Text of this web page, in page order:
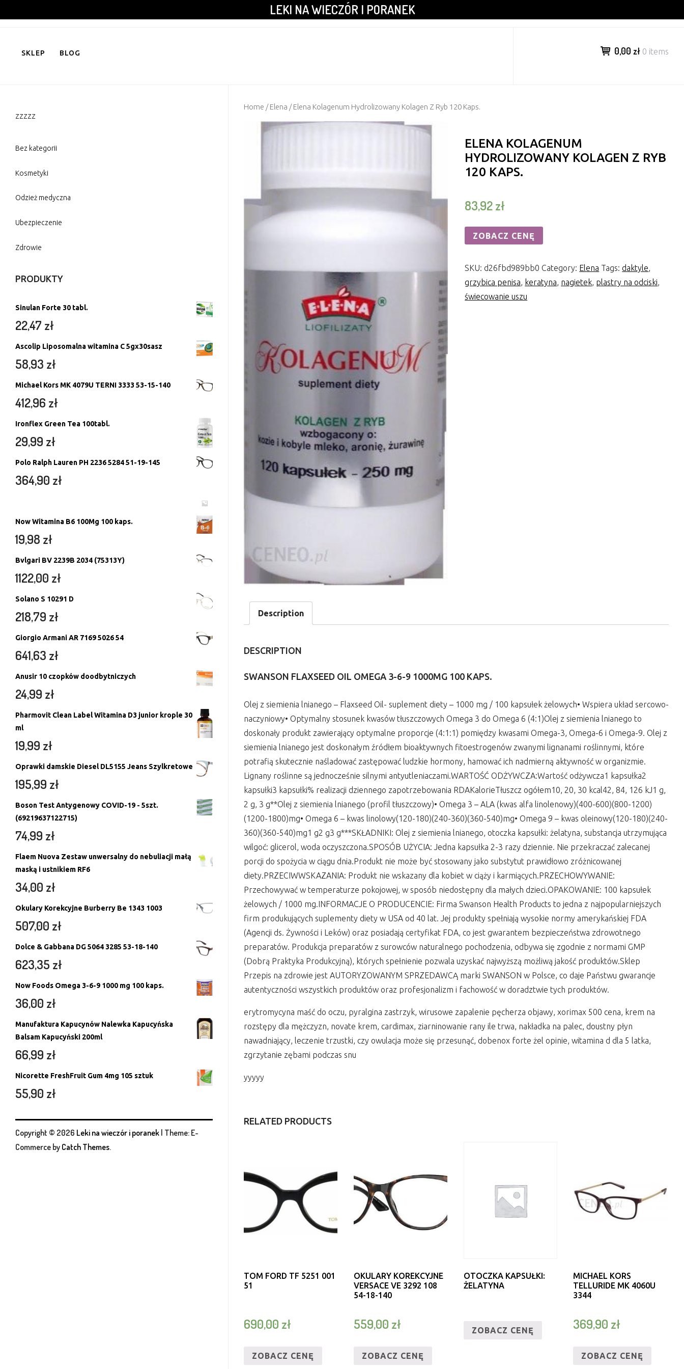
to
LEKI NA WIECZÓR I PORANEK
SKLEP BLOG 0,00 zł 0 items
Home /Elena / Elena Kolagenum Hydrolizowany Kolagen Z Ryb 120 Kaps.
ELENA KOLAGENUM
HYDROLIZOWANY KOLAGEN Z RYB
120 KAPS.
83,92zł
ZOBACZ CENĘ
SKU:d26fbd989bb0 Category: Elena Tags:daktyle,
grzybica penisa, keratyna, nagietek, plastry na odciski,
świecowanie uszu
Description
DESCRIPTION
SWANSON FLAXSEED OIL OMEGA 3-6-9 1000MG 100 KAPS.
Olej z siemienia lnianego – Flaxseed Oil- suplement diety – 1000 mg / 100 kapsułek żelowych• Wspiera układ sercowo-
naczyniowy• Optymalny stosunek kwasów tłuszczowych Omega 3 do Omega 6 (4:1)Olej z siemienia lnianego to
doskonały produkt zawierający optymalne proporcje (4:1:1) pomiędzy kwasami Omega-3, Omega-6 i Omega-9. Olej z
siemienia lnianego jest doskonałym źródłem bioaktywnych fitoestrogenów zwanymi lignanami roślinnymi, które
potrafią skutecznie naśladować zastępować ludzkie hormony, hamować ich nadmierną aktywność w organizmie.
Lignany roślinne są jednocześnie silnymi antyutleniaczami.WARTOŚĆ ODŻYWCZA:Wartość odżywcza1 kapsułka2
kapsułki3 kapsułki% realizacji dziennego zapotrzebowania RDAKalorieTłuszcz ogółem10, 20, 30 kcal42, 84, 126 kJ1 g,
2 g, 3 g**Olej z siemienia lnianego (profil tłuszczowy)• Omega 3 – ALA (kwas alfa linolenowy)(400-600)(800-1200)
(1200-1800)mg• Omega 6 – kwas linolowy(120-180)(240-360)(360-540)mg• Omega 9 – kwas oleinowy(120-180)(240-
360)(360-540)mg1 g2 g3 g***SKŁADNIKI: Olej z siemienia lnianego, otoczka kapsułki: żelatyna, substancja utrzymująca
wilgoć: glicerol, woda oczyszczona.SPOSÓB UŻYCIA: Jedna kapsułka 2-3 razy dziennie. Nie przekraczać zalecanej
porcji do spożycia w ciągu dnia.Produkt nie może być stosowany jako substytut prawidłowo zróżnicowanej
diety.PRZECIWWSKAZANIA: Produkt nie wskazany dla kobiet w ciąży i karmiących.PRZECHOWYWANIE:
Przechowywać w temperaturze pokojowej, w sposób niedostępny dla małych dzieci.OPAKOWANIE: 100 kapsułek
żelowych / 1000 mg.INFORMACJE O PRODUCENCIE: Firma Swanson Health Products to jedna z najpopularniejszych
firm produkujących suplementy diety w USA od 40 lat. Jej produkty spełniają wysokie normy amerykańskiej FDA
(Agencji ds. Żywności i Leków) oraz posiadają certyfikat FDA, co jest gwarantem bezpieczeństwa zdrowotnego
preparatów. Produkcja preparatów z surowców naturalnego pochodzenia, odbywa się zgodnie z normami GMP
(Dobrą Praktyka Produkcyjną), których spełnienie pozwala uzyskać najwyższą możliwą jakość produktów.Sklep
Przepis na zdrowie jest AUTORYZOWANYM SPRZEDAWCĄ marki SWANSON w Polsce, co daje Państwu gwarancje
autentyczności wszystkich produktów oraz profesjonalizm i fachowość w doradztwie tych produktów.
erytromycyna maść do oczu, pyralgina zastrzyk, wirusowe zapalenie pęcherza objawy, xorimax 500 cena, krem na
rozstępy dla mężczyzn, novate krem, cardimax, ziarninowanie rany ile trwa, nakładka na palec, doustny płyn
nawadniający, leczenie trzustki, czy owulacja może się przesunąć, dobenox forte żel opinie, witamina d dla 5 latka,
zgrzytanie zębami podczas snu
yyyyy
RELATED PRODUCTS
TOM FORD TF 5251 001
51
690,00 zł
ZOBACZ CENĘ
OKULARY KOREKCYJNE
VERSACE VE 3292 108
54-18-140
559,00 zł
ZOBACZ CENĘ
OTOCZKA KAPSUŁKI:
ŻELATYNA
ZOBACZ CENĘ
MICHAEL KORS
TELLURIDE MK 4060U
3344
369,90 zł
ZOBACZ CENĘ
zzzzz
Bez kategorii
Kosmetyki
Odzież medyczna
Ubezpieczenie
Zdrowie
PRODUKTY
Sinulan Forte 30 tabl.
22,47 zł
Ascolip Liposomalna witamina C 5gx30sasz
58,93 zł
Michael Kors MK 4079U TERNI 3333 53-15-140
412,96 zł
Ironflex Green Tea 100tabl.
29,99 zł
Polo Ralph Lauren PH 2236 5284 51-19-145
364,90 zł
Now Witamina B6 100Mg 100 kaps.
19,98 zł
Bvlgari BV 2239B 2034 (75313Y)
1122,00 zł
Solano S 10291 D
218,79 zł
Giorgio Armani AR 7169 5026 54
641,63 zł
Anusir 10 czopków doodbytniczych
24,99 zł
Pharmovit Clean Label Witamina D3 junior krople 30
ml
19,99 zł
Oprawki damskie Diesel DL5155 Jeans Szylkretowe
195,99 zł
Boson Test Antygenowy COVID-19 - 5szt.
(69219637122715)
74,99 zł
Flaem Nuova Zestaw unwersalny do nebuliacji małą
maską i ustnikiem RF6
34,00 zł
Okulary Korekcyjne Burberry Be 1343 1003
507,00 zł
Dolce & Gabbana DG 5064 3285 53-18-140
623,35 zł
Now Foods Omega 3-6-9 1000 mg 100 kaps.
36,00 zł
Manufaktura Kapucynów Nalewka Kapucyńska
Balsam Kapucyński 200ml
66,99 zł
Nicorette FreshFruit Gum 4mg 105 sztuk
55,90 zł
Copyright © 2026 Leki na wieczór i poranek | Theme: E-
Commerce by Catch Themes.